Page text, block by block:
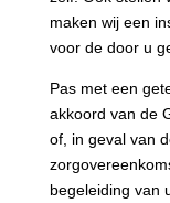
maken wij een
voor de door u
Pas met een
akkoord van de
of, in geval van
begeleiding van